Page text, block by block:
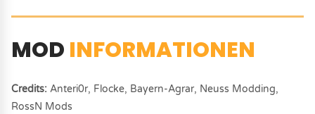
MOD INFORMATIONEN
Credits: Anteri0r, Flocke, Bayern-Agrar, Neuss Modding,
RossN Mods